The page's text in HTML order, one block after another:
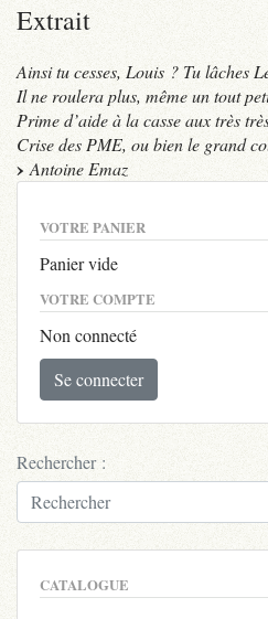
Extrait
Ainsi tu cesses, Louis ? Tu lâches
Il ne roulera plus, même un tout
Prime d’aide à la casse aux très
Crise des PME, ou bien le grand
Antoine Emaz
VOTRE PANIER
Panier vide
VOTRE COMPTE
Non connecté
Se connecter
Rechercher :
CATALOGUE